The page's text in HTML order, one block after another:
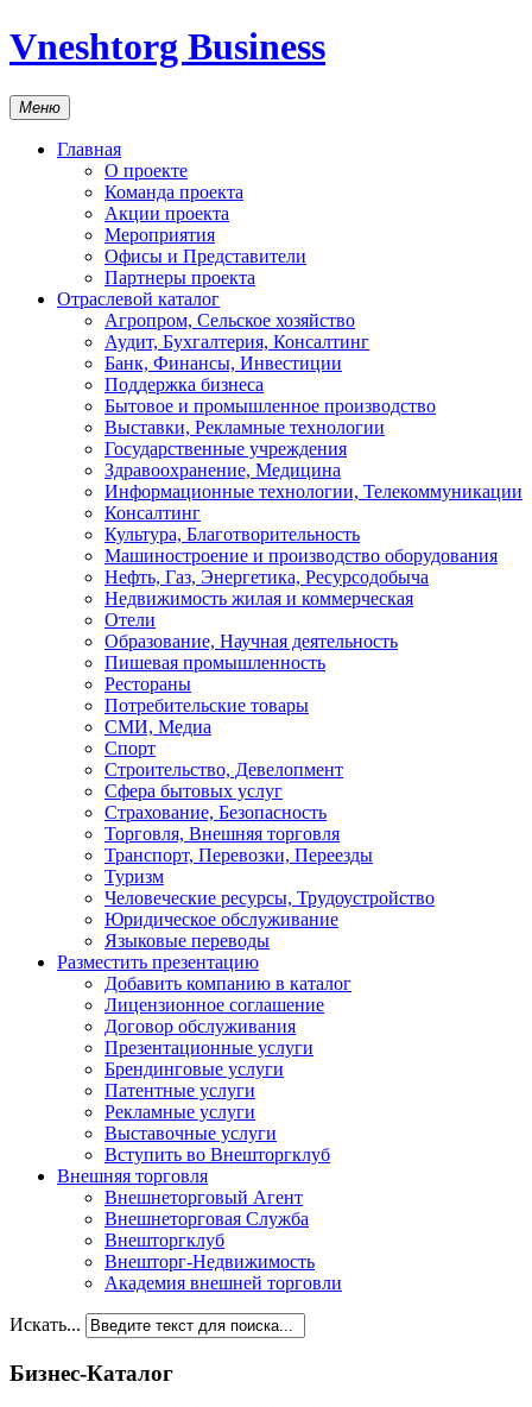
Vneshtorg Business
Меню
Главная
О проекте
Команда проекта
Акции проекта
Мероприятия
Офисы и Представители
Партнеры проекта
Отраслевой каталог
Агропром, Сельское хозяйство
Аудит, Бухгалтерия, Консалтинг
Банк, Финансы, Инвестиции
Поддержка бизнеса
Бытовое и промышленное производство
Выставки, Рекламные технологии
Государственные учреждения
Здравоохранение, Медицина
Информационные технологии, Телекоммуникации
Консалтинг
Культура, Благотворительность
Машиностроение и производство оборудования
Нефть, Газ, Энергетика, Ресурсодобыча
Недвижимость жилая и коммерческая
Отели
Образование, Научная деятельность
Пишевая промышленность
Рестораны
Потребительские товары
СМИ, Медиа
Спорт
Строительство, Девелопмент
Сфера бытовых услуг
Страхование, Безопасность
Торговля, Внешняя торговля
Транспорт, Перевозки, Переезды
Туризм
Человеческие ресурсы, Трудоустройство
Юридическое обслуживание
Языковые переводы
Разместить презентацию
Добавить компанию в каталог
Лицензионное соглашение
Договор обслуживания
Презентационные услуги
Брендинговые услуги
Патентные услуги
Рекламные услуги
Выставочные услуги
Вступить во Внешторгклуб
Внешняя торговля
Внешнеторговый Агент
Внешнеторговая Служба
Внешторгклуб
Внешторг-Недвижимость
Академия внешней торговли
Искать...
Бизнес-Каталог